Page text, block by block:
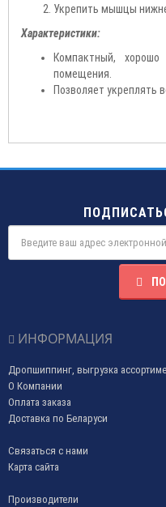
Укрепить мышцы
Характеристики:
Компактный,
помещения.
Позволяет укреплять
ИНФОРМАЦИЯ
Дропшиппинг, выгрузка
О Компании
Оплата заказа
Доставка по Беларуси
Связаться с нами
Карта сайта
Производители